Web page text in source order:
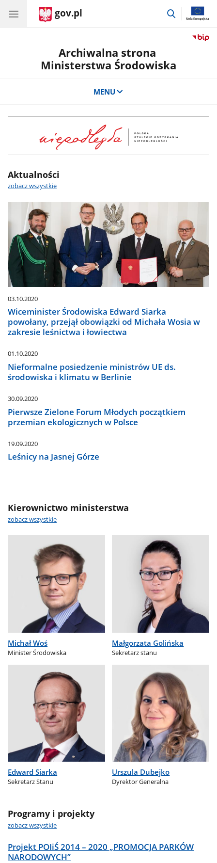
gov.pl
przejdź
Archiwalna strona
Ministerstwa Środowiska
MENU
Aktualności
zobacz wszystkie
03.10.2020
Wiceminister Środowiska Edward Siarka
powołany, przejął obowiązki od Michała Wosia w
zakresie leśnictwa i łowiectwa
01.10.2020
Nieformalne posiedzenie ministrów UE ds.
środowiska i klimatu w Berlinie
30.09.2020
Pierwsze Zielone Forum Młodych początkiem
przemian ekologicznych w Polsce
19.09.2020
Leśnicy na Jasnej Górze
Kierownictwo ministerstwa
zobacz wszystkie
Michał Woś
Minister Środowiska
Małgorzata Golińska
Sekretarz stanu
Edward Siarka
Sekretarz Stanu
Urszula Dubejko
Dyrektor Generalna
Programy i projekty
zobacz wszystkie
Projekt POIiŚ 2014 – 2020 „PROMOCJA PARKÓW
NARODOWYCH”